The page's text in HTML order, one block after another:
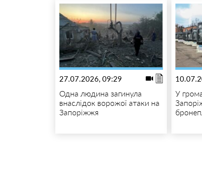
27.07.2026, 09:29
Одна людина загинула
внаслідок ворожої атаки на
Запоріжжя
У